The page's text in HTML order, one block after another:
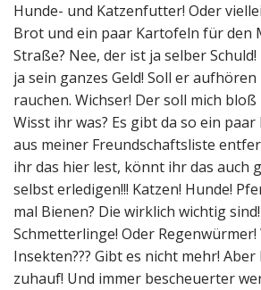
Hunde- und Katzenfutter! Oder
Brot und ein paar Kartofeln für den
Straße? Nee, der ist ja selber
ja sein ganzes Geld! Soll er
rauchen. Wichser! Der soll mich
Wisst ihr was? Es gibt da so ein paar
aus meiner Freundschaftsliste
ihr das hier lest, könnt ihr das auch
selbst erledigen!!! Katzen! Hunde!
mal Bienen? Die wirklich wichtig
Schmetterlinge! Oder Regenwürmer!
Insekten??? Gibt es nicht mehr!
zuhauf! Und immer bescheuerter